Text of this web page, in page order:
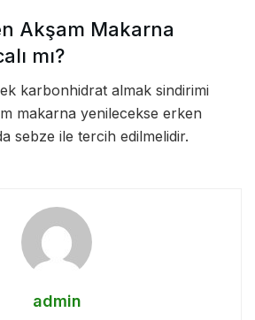
Akşam Makarna
mı?
karbonhidrat almak sindirimi
makarna yenilecekse erken
sebze ile tercih edilmelidir.
admin